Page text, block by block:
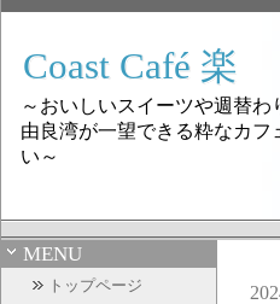
Coast Café 楽
～おいしいスイーツや週替わ
由良湾が一望できる粋なカフ
い～
MENU
トップページ